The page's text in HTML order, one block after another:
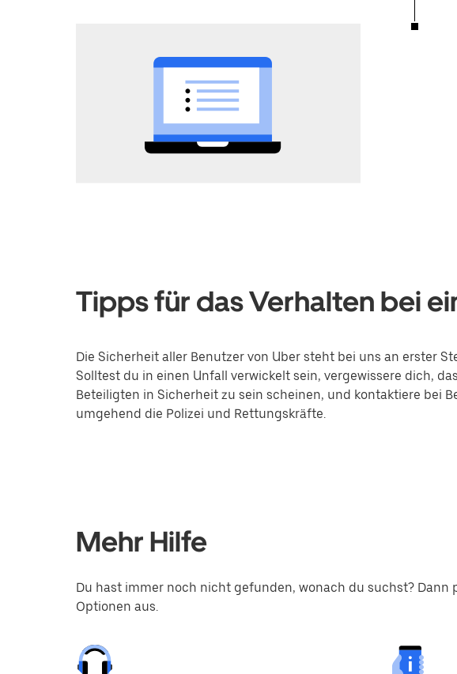
Tipps für das Verhalten bei
Die Sicherheit aller Benutzer von Uber steht bei uns an erster
Solltest du in einen Unfall verwickelt sein, vergewissere dich,
Beteiligten in Sicherheit zu sein scheinen, und kontaktiere bei
umgehend die Polizei und Rettungskräfte.
Mehr Hilfe
Du hast immer noch nicht gefunden, wonach du suchst? Dann
Optionen aus.